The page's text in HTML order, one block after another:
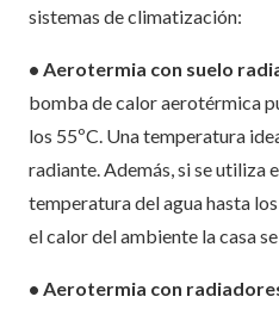
sistemas de climatización:
• Aerotermia con suelo
bomba de calor aerotérmica
los 55ºC. Una temperatura
radiante. Además, si se utiliza
temperatura del agua hasta
el calor del ambiente la casa
• Aerotermia con